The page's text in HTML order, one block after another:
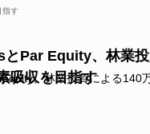
指す
Par Equity、林業投
吸収を目指す